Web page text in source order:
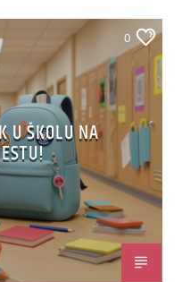
0
U ŠKOLU NA